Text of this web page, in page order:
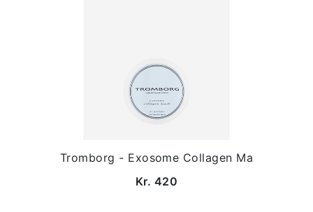
Tromborg - Exosome Collagen Ma
Kr. 420